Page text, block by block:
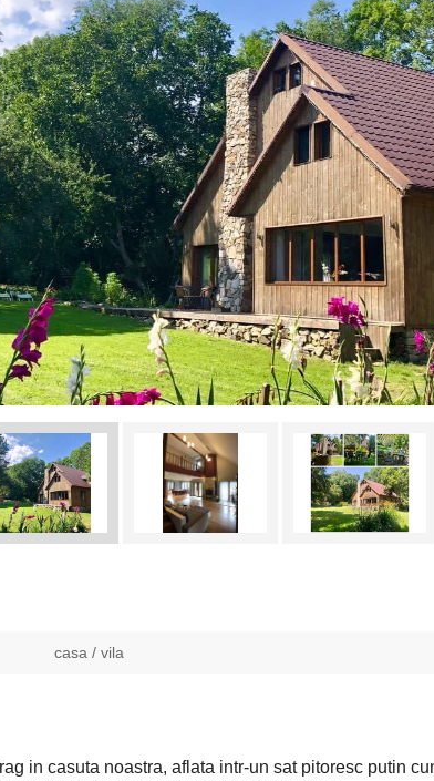
casa / vila
in casuta noastra, aflata intr-un sat pitoresc putin